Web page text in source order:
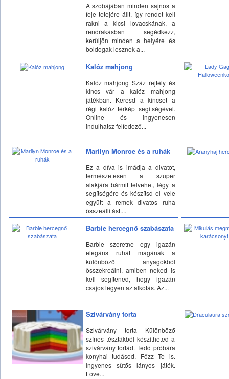
A szobájában minden sajnos a
feje tetejére állt, így rendet kell
rakni a kicsi lovacskának, a
rendrakásban segédkezz,
kerüljön minden a helyére és
boldogak lesznek a...
Kalóz mahjong
Kalóz mahjong Száz rejtély és
kincs vár a kalóz mahjong
játékban. Keresd a kincset a
régi kalóz térkép segítségével.
Online és ingyenesen
indulhatsz felfedező...
Marilyn Monroe és a ruhák
Ez a díva is imádja a divatot,
természetesen a szuper
alakjára bármit felvehet, légy a
segítségére és készítsd el vele
együtt a remek divatos ruha
összeállítást....
Barbie hercegnő szabászata
Barbie szeretne egy igazán
elegáns ruhát magának a
különböző anyagokból
összekreálni, amiben neked is
kell segítened, hogy igazán
csajos legyen az alkotás. Az...
Szivárvány torta
Szivárvány torta Különböző
színes tésztákból készítheted a
szivárvány tortád. Tedd próbára
konyhai tudásod. Főzz Te is.
Ingyenes sütős lányos játék.
Love...